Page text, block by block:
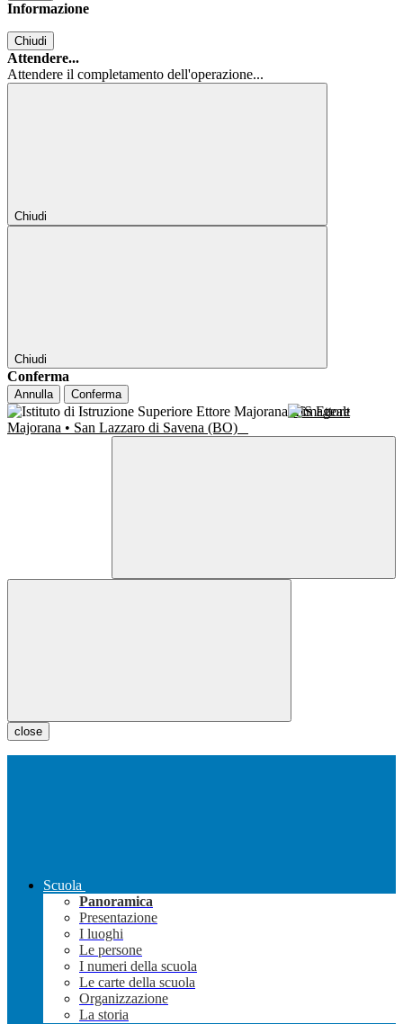
Informazione
Chiudi
Attendere...
Attendere il completamento dell'operazione...
Chiudi
Chiudi
Conferma
Annulla Conferma
IIS Ettore
Majorana • San Lazzaro di Savena (BO)
close
Scuola
Panoramica
Presentazione
I luoghi
Le persone
I numeri della scuola
Le carte della scuola
Organizzazione
La storia